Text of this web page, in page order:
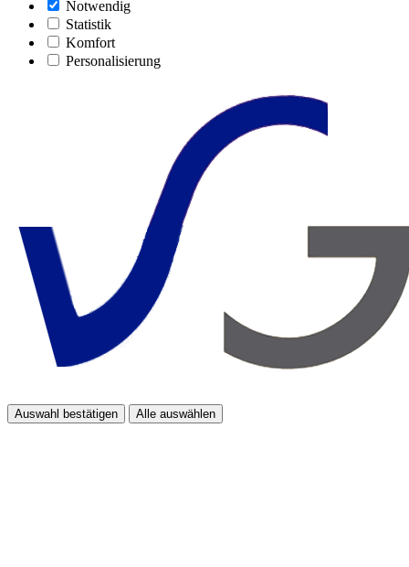
Notwendig
Statistik
Komfort
Personalisierung
Auswahl bestätigen Alle auswählen